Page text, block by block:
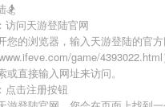
🏂
访问天游登陆官网
您的浏览器，输入天游登陆的官
game/
或直接输入网址来访问。
点击注册按钮